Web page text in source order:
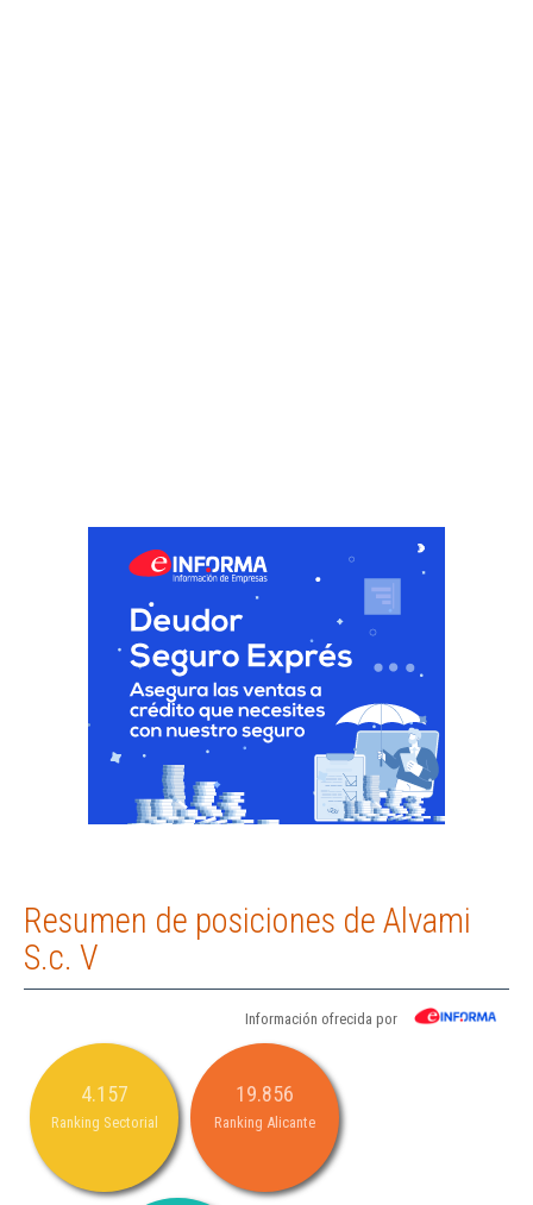
Resumen de posiciones de Alvami
S.c. V
Información ofrecida por
4.157
Ranking Sectorial
19.856
Ranking Alicante